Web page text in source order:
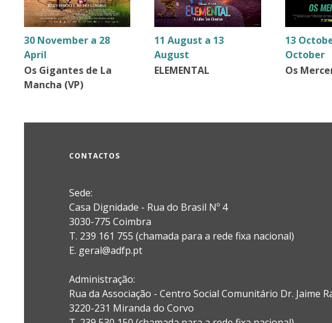
30 November a 28
April
Os Gigantes de La
Mancha (VP)
11 August a 13
August
ELEMENTAL
13
October
Os
CONTACTOS
Sede:
Casa Dignidade - Rua do Brasil Nº 4
3030-775 Coimbra
T. 239 161 755 (chamada para a rede fixa nacional)
E. geral@adfp.pt
Administração:
Rua da Associação - Centro Social Comunitário Dr. Jaime
3220-231 Miranda do Corvo